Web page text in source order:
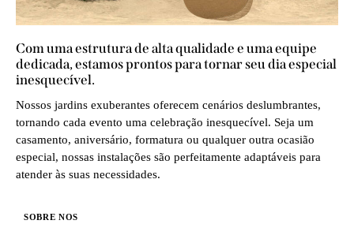
Com uma estrutura de alta qualidade e uma equipe
dedicada, estamos prontos para tornar seu dia especial
inesquecível.
Nossos jardins exuberantes oferecem cenários deslumbrantes,
tornando cada evento uma celebração inesquecível. Seja um
casamento, aniversário, formatura ou qualquer outra ocasião
especial, nossas instalações são perfeitamente adaptáveis para
atender às suas necessidades.
SOBRE NOS